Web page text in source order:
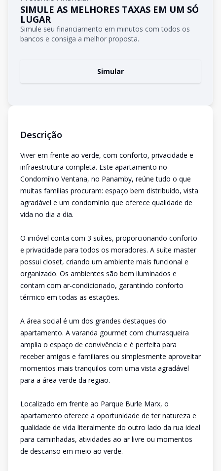
SIMULE AS MELHORES TAXAS EM UM SÓ
LUGAR
Simule seu financiamento em minutos com todos os
bancos e consiga a melhor proposta.
Simular
Descrição
Viver em frente ao verde, com conforto, privacidade e
infraestrutura completa. Este apartamento no
Condomínio Ventana, no Panamby, reúne tudo o que
muitas famílias procuram: espaço bem distribuído, vista
agradável e um condomínio que oferece qualidade de
vida no dia a dia.
O imóvel conta com 3 suítes, proporcionando conforto
e privacidade para todos os moradores. A suíte master
possui closet, criando um ambiente mais funcional e
organizado. Os ambientes são bem iluminados e
contam com ar-condicionado, garantindo conforto
térmico em todas as estações.
A área social é um dos grandes destaques do
apartamento. A varanda gourmet com churrasqueira
amplia o espaço de convivência e é perfeita para
receber amigos e familiares ou simplesmente aproveitar
momentos mais tranquilos com uma vista agradável
para a área verde da região.
Localizado em frente ao Parque Burle Marx, o
apartamento oferece a oportunidade de ter natureza e
qualidade de vida literalmente do outro lado da rua ideal
para caminhadas, atividades ao ar livre ou momentos
de descanso em meio ao verde.